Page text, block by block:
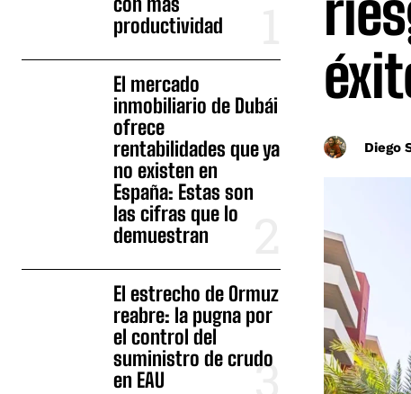
productividad
El mercado
inmobiliario de Dubái
ofrece
rentabilidades que ya
no existen en
España: Estas son
las cifras que lo
demuestran
El estrecho de Ormuz
reabre: la pugna por
el control del
suministro de crudo
en EAU
Diego